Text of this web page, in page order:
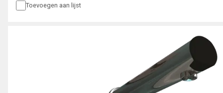
Toevoegen aan lijst